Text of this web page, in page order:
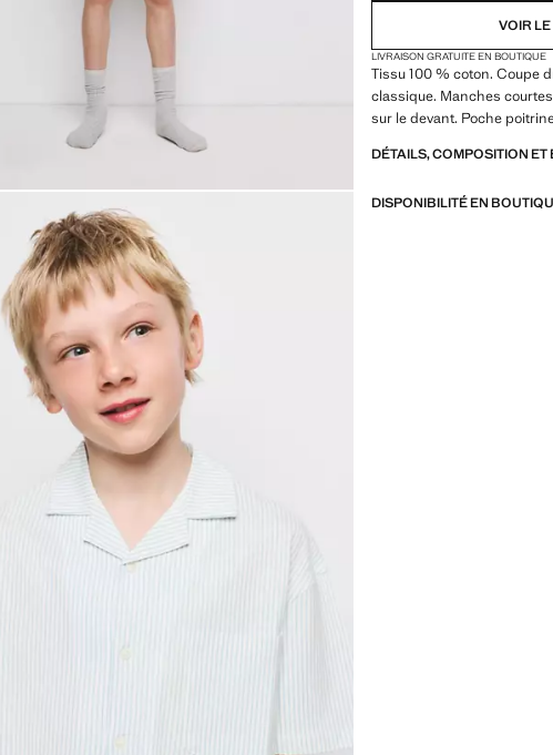
VOIR
LIVRAISON GRATUITE EN BOUTIQUE
Tissu 100 % coton. Coupe
classique. Manches
sur le devant. Poche
DÉTAILS, COMPOSITION ET
DISPONIBILITÉ EN